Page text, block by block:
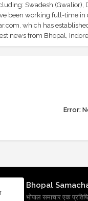
Swadesh (Gwalior),
been working full-time
which has
news from Bhopal,
Error:
Bhopal
भोपाल समाचार एक